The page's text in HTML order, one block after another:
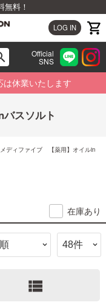
無料！
LOG IN
Official
SNS
休業いたします
スソルト
メディファイブ 【薬用】オイルin
在庫あり
view_list